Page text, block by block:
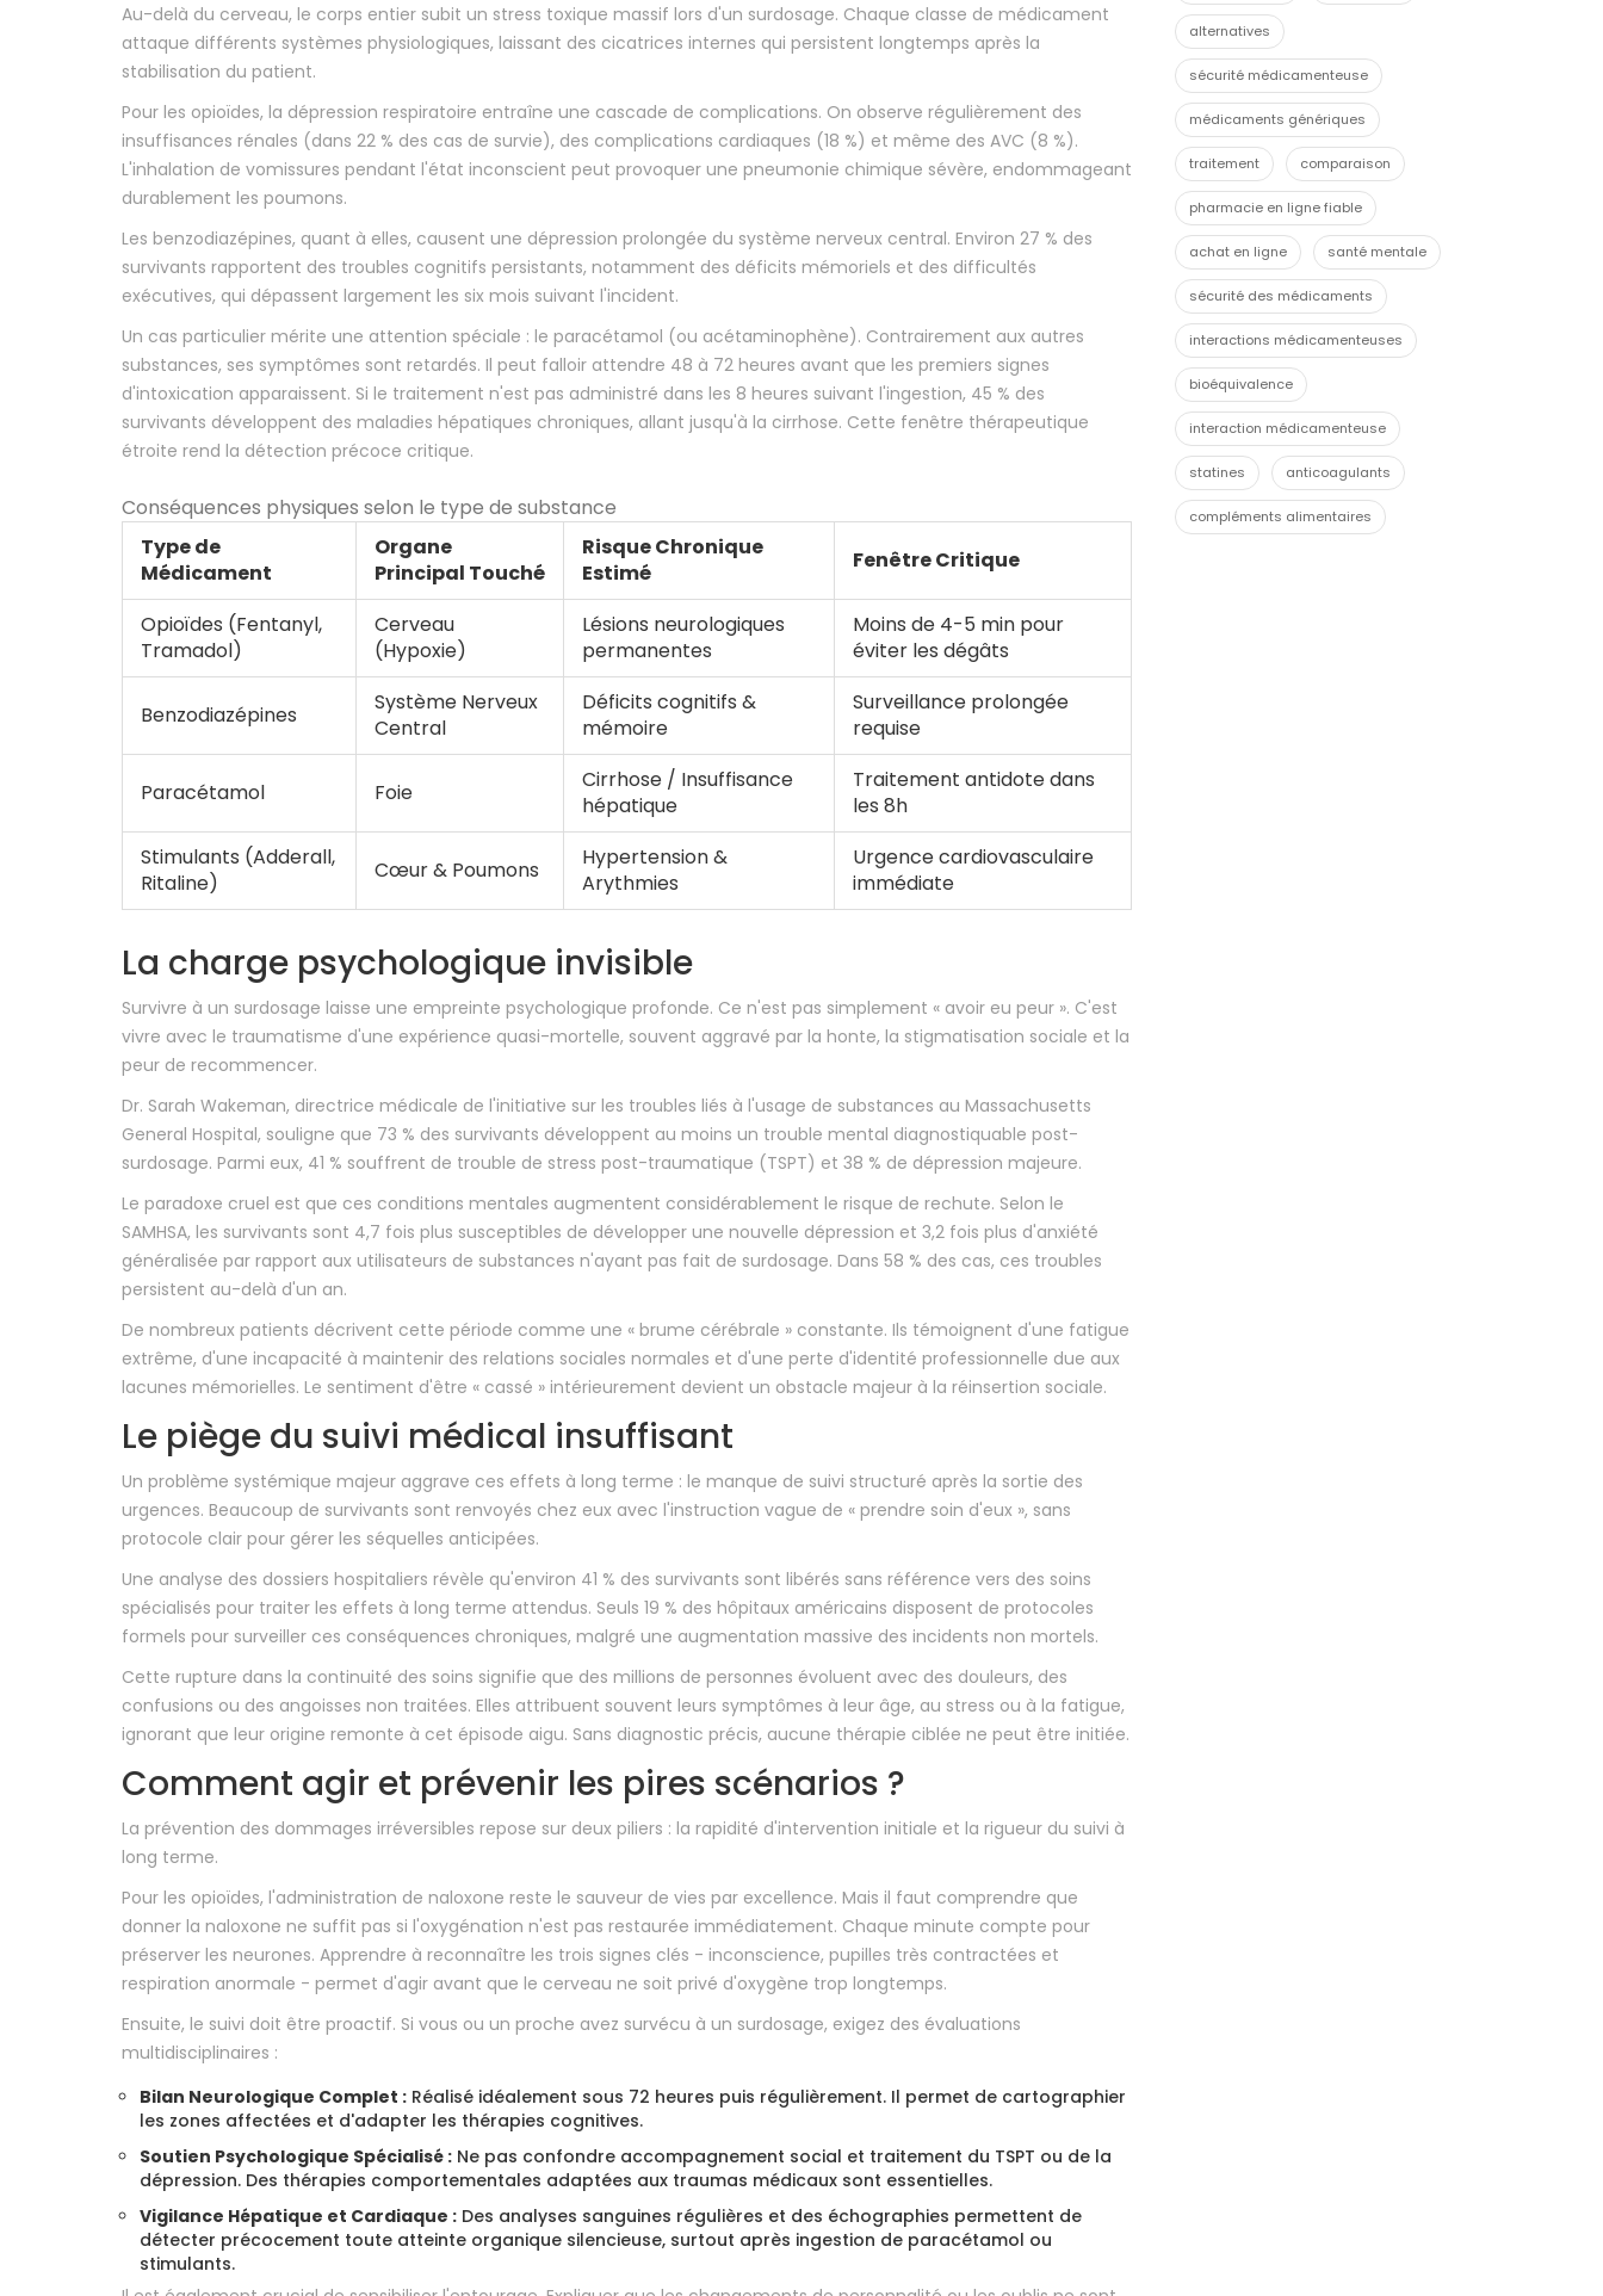
Au-delà du cerveau, le corps entier subit un stress toxique massif lors d'un surdosage. Chaque classe de médicament
attaque différents systèmes physiologiques, laissant des cicatrices internes qui persistent longtemps après la
stabilisation du patient.
Pour les opioïdes, la dépression respiratoire entraîne une cascade de complications. On observe régulièrement des
insuffisances rénales (dans 22 % des cas de survie), des complications cardiaques (18 %) et même des AVC (8 %).
L'inhalation de vomissures pendant l'état inconscient peut provoquer une pneumonie chimique sévère, endommageant
durablement les poumons.
Les benzodiazépines, quant à elles, causent une dépression prolongée du système nerveux central. Environ 27 % des
survivants rapportent des troubles cognitifs persistants, notamment des déficits mémoriels et des difficultés
exécutives, qui dépassent largement les six mois suivant l'incident.
Un cas particulier mérite une attention spéciale : le paracétamol (ou acétaminophène). Contrairement aux autres
substances, ses symptômes sont retardés. Il peut falloir attendre 48 à 72 heures avant que les premiers signes
d'intoxication apparaissent. Si le traitement n'est pas administré dans les 8 heures suivant l'ingestion, 45 % des
survivants développent des maladies hépatiques chroniques, allant jusqu'à la cirrhose. Cette fenêtre thérapeutique
étroite rend la détection précoce critique.
Conséquences physiques selon le type de substance
Type de
Médicament
Organe
Principal Touché
Risque Chronique
Estimé
Fenêtre Critique
Opioïdes (Fentanyl,
Tramadol)
Cerveau
(Hypoxie)
Lésions neurologiques
permanentes
Moins de 4-5 min pour
éviter les dégâts
Benzodiazépines
Système Nerveux
Central
Déficits cognitifs &
mémoire
Surveillance prolongée
requise
Paracétamol Foie
Cirrhose / Insuffisance
hépatique
Traitement antidote dans
les 8h
Stimulants (Adderall,
Ritaline)
Cœur & Poumons
Hypertension &
Arythmies
Urgence cardiovasculaire
immédiate
La charge psychologique invisible
Survivre à un surdosage laisse une empreinte psychologique profonde. Ce n'est pas simplement « avoir eu peur ». C'est
vivre avec le traumatisme d'une expérience quasi-mortelle, souvent aggravé par la honte, la stigmatisation sociale et la
peur de recommencer.
Dr. Sarah Wakeman, directrice médicale de l'initiative sur les troubles liés à l'usage de substances au Massachusetts
General Hospital, souligne que 73 % des survivants développent au moins un trouble mental diagnostiquable post-
surdosage. Parmi eux, 41 % souffrent de trouble de stress post-traumatique (TSPT) et 38 % de dépression majeure.
Le paradoxe cruel est que ces conditions mentales augmentent considérablement le risque de rechute. Selon le
SAMHSA, les survivants sont 4,7 fois plus susceptibles de développer une nouvelle dépression et 3,2 fois plus d'anxiété
généralisée par rapport aux utilisateurs de substances n'ayant pas fait de surdosage. Dans 58 % des cas, ces troubles
persistent au-delà d'un an.
De nombreux patients décrivent cette période comme une « brume cérébrale » constante. Ils témoignent d'une fatigue
extrême, d'une incapacité à maintenir des relations sociales normales et d'une perte d'identité professionnelle due aux
lacunes mémorielles. Le sentiment d'être « cassé » intérieurement devient un obstacle majeur à la réinsertion sociale.
Le piège du suivi médical insuffisant
Un problème systémique majeur aggrave ces effets à long terme : le manque de suivi structuré après la sortie des
urgences. Beaucoup de survivants sont renvoyés chez eux avec l'instruction vague de « prendre soin d'eux », sans
protocole clair pour gérer les séquelles anticipées.
Une analyse des dossiers hospitaliers révèle qu'environ 41 % des survivants sont libérés sans référence vers des soins
spécialisés pour traiter les effets à long terme attendus. Seuls 19 % des hôpitaux américains disposent de protocoles
formels pour surveiller ces conséquences chroniques, malgré une augmentation massive des incidents non mortels.
Cette rupture dans la continuité des soins signifie que des millions de personnes évoluent avec des douleurs, des
confusions ou des angoisses non traitées. Elles attribuent souvent leurs symptômes à leur âge, au stress ou à la fatigue,
ignorant que leur origine remonte à cet épisode aigu. Sans diagnostic précis, aucune thérapie ciblée ne peut être initiée.
Comment agir et prévenir les pires scénarios ?
La prévention des dommages irréversibles repose sur deux piliers : la rapidité d'intervention initiale et la rigueur du suivi à
long terme.
Pour les opioïdes, l'administration de naloxone reste le sauveur de vies par excellence. Mais il faut comprendre que
donner la naloxone ne suffit pas si l'oxygénation n'est pas restaurée immédiatement. Chaque minute compte pour
préserver les neurones. Apprendre à reconnaître les trois signes clés - inconscience, pupilles très contractées et
respiration anormale - permet d'agir avant que le cerveau ne soit privé d'oxygène trop longtemps.
Ensuite, le suivi doit être proactif. Si vous ou un proche avez survécu à un surdosage, exigez des évaluations
multidisciplinaires :
Bilan Neurologique Complet : Réalisé idéalement sous 72 heures puis régulièrement. Il permet de cartographier
les zones affectées et d'adapter les thérapies cognitives.
Soutien Psychologique Spécialisé : Ne pas confondre accompagnement social et traitement du TSPT ou de la
dépression. Des thérapies comportementales adaptées aux traumas médicaux sont essentielles.
Vigilance Hépatique et Cardiaque : Des analyses sanguines régulières et des échographies permettent de
détecter précocement toute atteinte organique silencieuse, surtout après ingestion de paracétamol ou
stimulants.
alternatives
sécurité médicamenteuse
médicaments génériques
traitement comparaison
pharmacie en ligne fiable
achat en ligne santé mentale
sécurité des médicaments
interactions médicamenteuses
bioéquivalence
interaction médicamenteuse
statines anticoagulants
compléments alimentaires